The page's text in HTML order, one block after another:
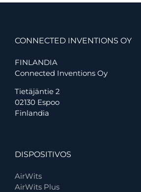
la
interior
salud
CONNECTED INVENTIONS OY
FINLANDIA
Connected Inventions Oy
Tietäjäntie 2
02130 Espoo
Finlandia
DISPOSITIVOS
AirWits
AirWits Plus